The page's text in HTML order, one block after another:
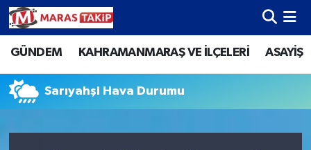
GÜNDEM KAHRAMANMARAŞ VE İLÇELERİ ASAYİŞ
Sarıyahşi Hava Durumu
Kahramanmaraş Nöbetçi Eczaneler
Kahramanmaraş Hava Durumu